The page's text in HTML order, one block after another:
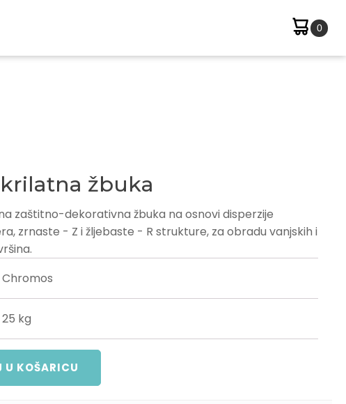
žbuka
zaštitno-dekorativna žbuka na osnovi disperzije
zrnaste - Z i žljebaste - R strukture, za obradu vanjskih i
Chromos
25 kg
U KOŠARICU